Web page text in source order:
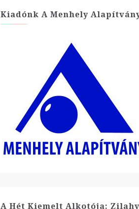
Kiadónk A Menhely
A Hét Kiemelt Alkotója: